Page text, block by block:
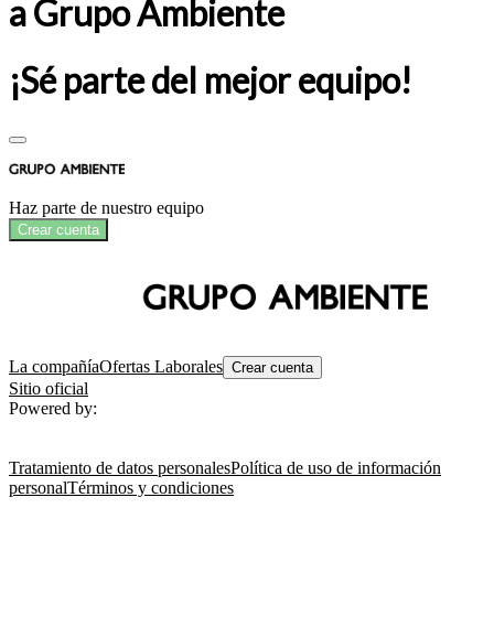
a Grupo Ambiente
¡Sé parte del mejor equipo!
Haz parte de nuestro equipo
Crear cuenta
La compañíaOfertas Laborales Crear cuenta
Sitio oficial
Powered by:
Tratamiento de datos personalesPolítica de uso de información
personalTérminos y condiciones